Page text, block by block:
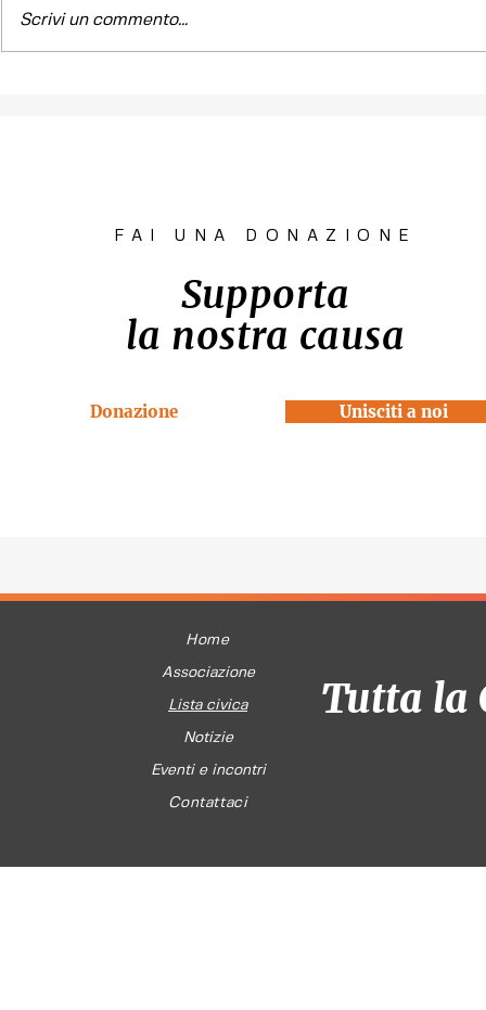
Scrivi un commento...
FAI UNA DONAZIONE
Supporta
la nostra causa
Donazione Unisciti a noi
Home
Associazione
Lista civica
Notizie
Eventi e incontri
Contattaci
Tutta la